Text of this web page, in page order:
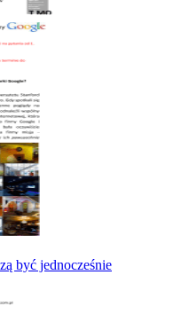
być jednocześnie